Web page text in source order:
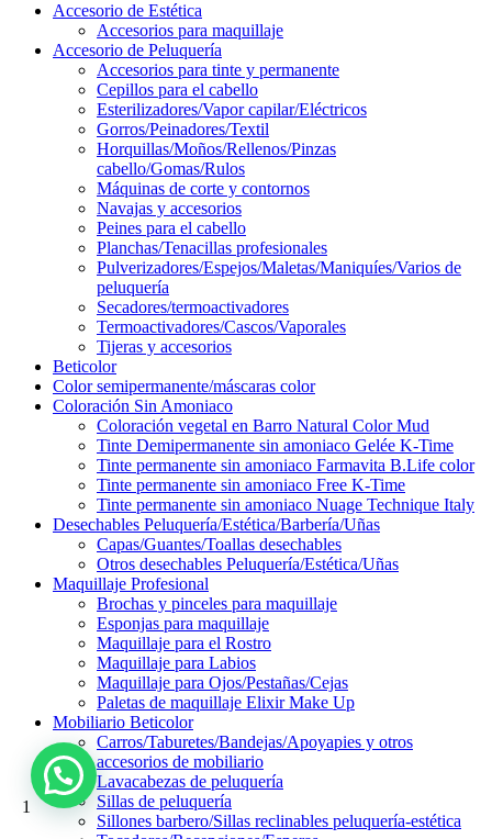
Accesorio de Estética
Accesorios para maquillaje
Accesorio de Peluquería
Accesorios para tinte y permanente
Cepillos para el cabello
Esterilizadores/Vapor capilar/Eléctricos
Gorros/Peinadores/Textil
Horquillas/Moños/Rellenos/Pinzas
cabello/Gomas/Rulos
Máquinas de corte y contornos
Navajas y accesorios
Peines para el cabello
Planchas/Tenacillas profesionales
Pulverizadores/Espejos/Maletas/Maniquíes/Varios de
peluquería
Secadores/termoactivadores
Termoactivadores/Cascos/Vaporales
Tijeras y accesorios
Beticolor
Color semipermanente/máscaras color
Coloración Sin Amoniaco
Coloración vegetal en Barro Natural Color Mud
Tinte Demipermanente sin amoniaco Gelée K-Time
Tinte permanente sin amoniaco Farmavita B.Life color
Tinte permanente sin amoniaco Free K-Time
Tinte permanente sin amoniaco Nuage Technique Italy
Desechables Peluquería/Estética/Barbería/Uñas
Capas/Guantes/Toallas desechables
Otros desechables Peluquería/Estética/Uñas
Maquillaje Profesional
Brochas y pinceles para maquillaje
Esponjas para maquillaje
Maquillaje para el Rostro
Maquillaje para Labios
Maquillaje para Ojos/Pestañas/Cejas
Paletas de maquillaje Elixir Make Up
Mobiliario Beticolor
Carros/Taburetes/Bandejas/Apoyapies y otros
accesorios de mobiliario
Lavacabezas de peluquería
Sillas de peluquería
Sillones barbero/Sillas reclinables peluquería-estética
1